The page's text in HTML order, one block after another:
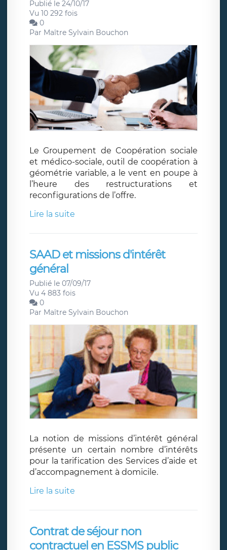
Publié le 24/10/17
Vu 10 292 fois
0
Par Maître Sylvain Bouchon
Le Groupement de Coopération sociale
et médico-sociale, outil de coopération à
géométrie variable, a le vent en poupe à
l’heure des restructurations et
reconfigurations de l’offre.
Lire la suite
SAAD et missions d'intérêt
général
Publié le 07/09/17
Vu 4 883 fois
0
Par Maître Sylvain Bouchon
La notion de missions d’intérêt général
présente un certain nombre d’intérêts
pour la tarification des Services d’aide et
d’accompagnement à domicile.
Lire la suite
Contrat de séjour non
contractuel en ESSMS public